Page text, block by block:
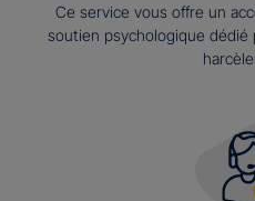
Ce service vous offre un
soutien psychologique